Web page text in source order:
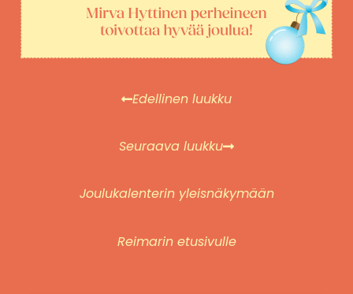
Edellinen luukku
Seuraava luukku
Joulukalenterin yleisnäkymään
Reimarin etusivulle